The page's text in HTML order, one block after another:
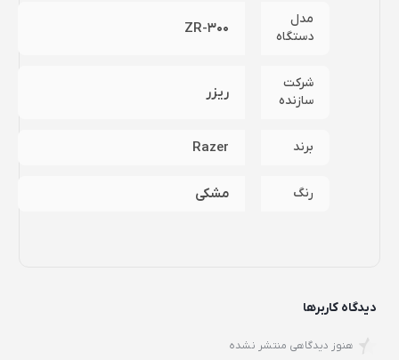
مدل
دستگاه
ZR-300
شرکت
سازنده
ریزر
برند Razer
رنگ مشکی
دیدگاه کاربرها
هنوز دیدگاهی منتشر نشده